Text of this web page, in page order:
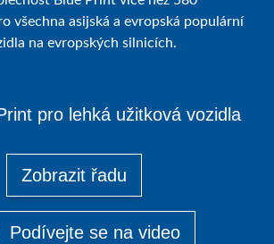
všechna asijská a evropská populární
na evropských silnicích.
pro lehká užitková vozidla
Zobrazit řadu
Podívejte se na video